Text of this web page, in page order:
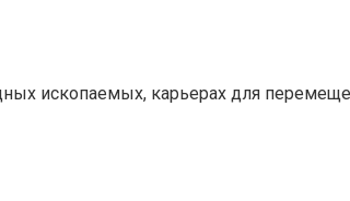
ископаемых, карьерах для